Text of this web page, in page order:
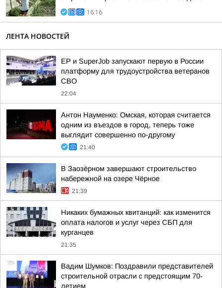
16:16
ЛЕНТА НОВОСТЕЙ
ЕР и SuperJob запускают первую в России
платформу для трудоустройства ветеранов
СВО
22:04
Антон Науменко: Омская, которая считается
одним из въездов в город, теперь тоже
выглядит совершенно по-другому
21:40
В Заозёрном завершают строительство
набережной на озере Чёрное
21:39
Никаких бумажных квитанций: как изменится
оплата налогов и услуг через СБП для
курганцев
21:35
Вадим Шумков: Поздравили представителей
строительной отрасли с предстоящим 70-
летием